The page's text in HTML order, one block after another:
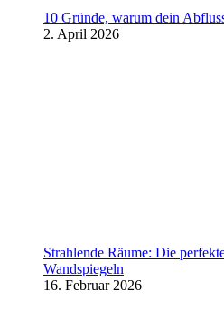
10 Gründe, warum dein
2. April 2026
Strahlende Räume: Die
Wandspiegeln
16. Februar 2026